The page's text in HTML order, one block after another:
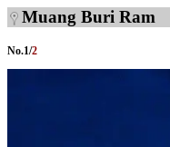
Muang Buri Ram
No.1/2